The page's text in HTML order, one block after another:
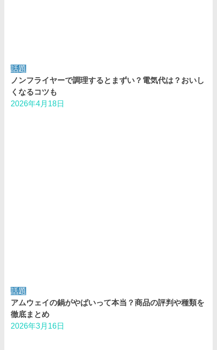
話題
ノンフライヤーで調理するとまずい？電気代は？おいし
くなるコツも
2026年4月18日
話題
アムウェイの鍋がやばいって本当？商品の評判や種類を
徹底まとめ
2026年3月16日